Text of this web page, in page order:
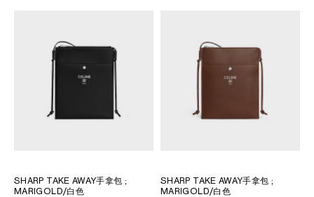
SHARP TAKE AWAY手拿包 ;
MARIGOLD/白色
SHARP TAKE AWAY手拿包 ;
MARIGOLD/白色